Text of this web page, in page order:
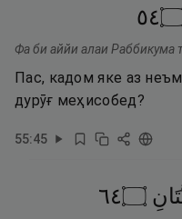
٤٥
Фа би аййи алаи Раббикума
Пас, кадом яке аз
дурӯғ меҳисобед?
55:45
۝٤٦